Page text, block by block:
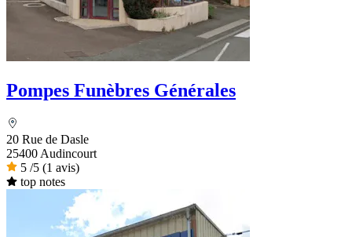
Pompes Funèbres Générales
20 Rue de Dasle
25400 Audincourt
5 /5 (1 avis)
top notes